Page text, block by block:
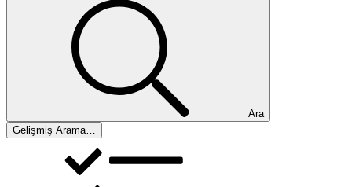
Ara
Gelişmiş Arama…